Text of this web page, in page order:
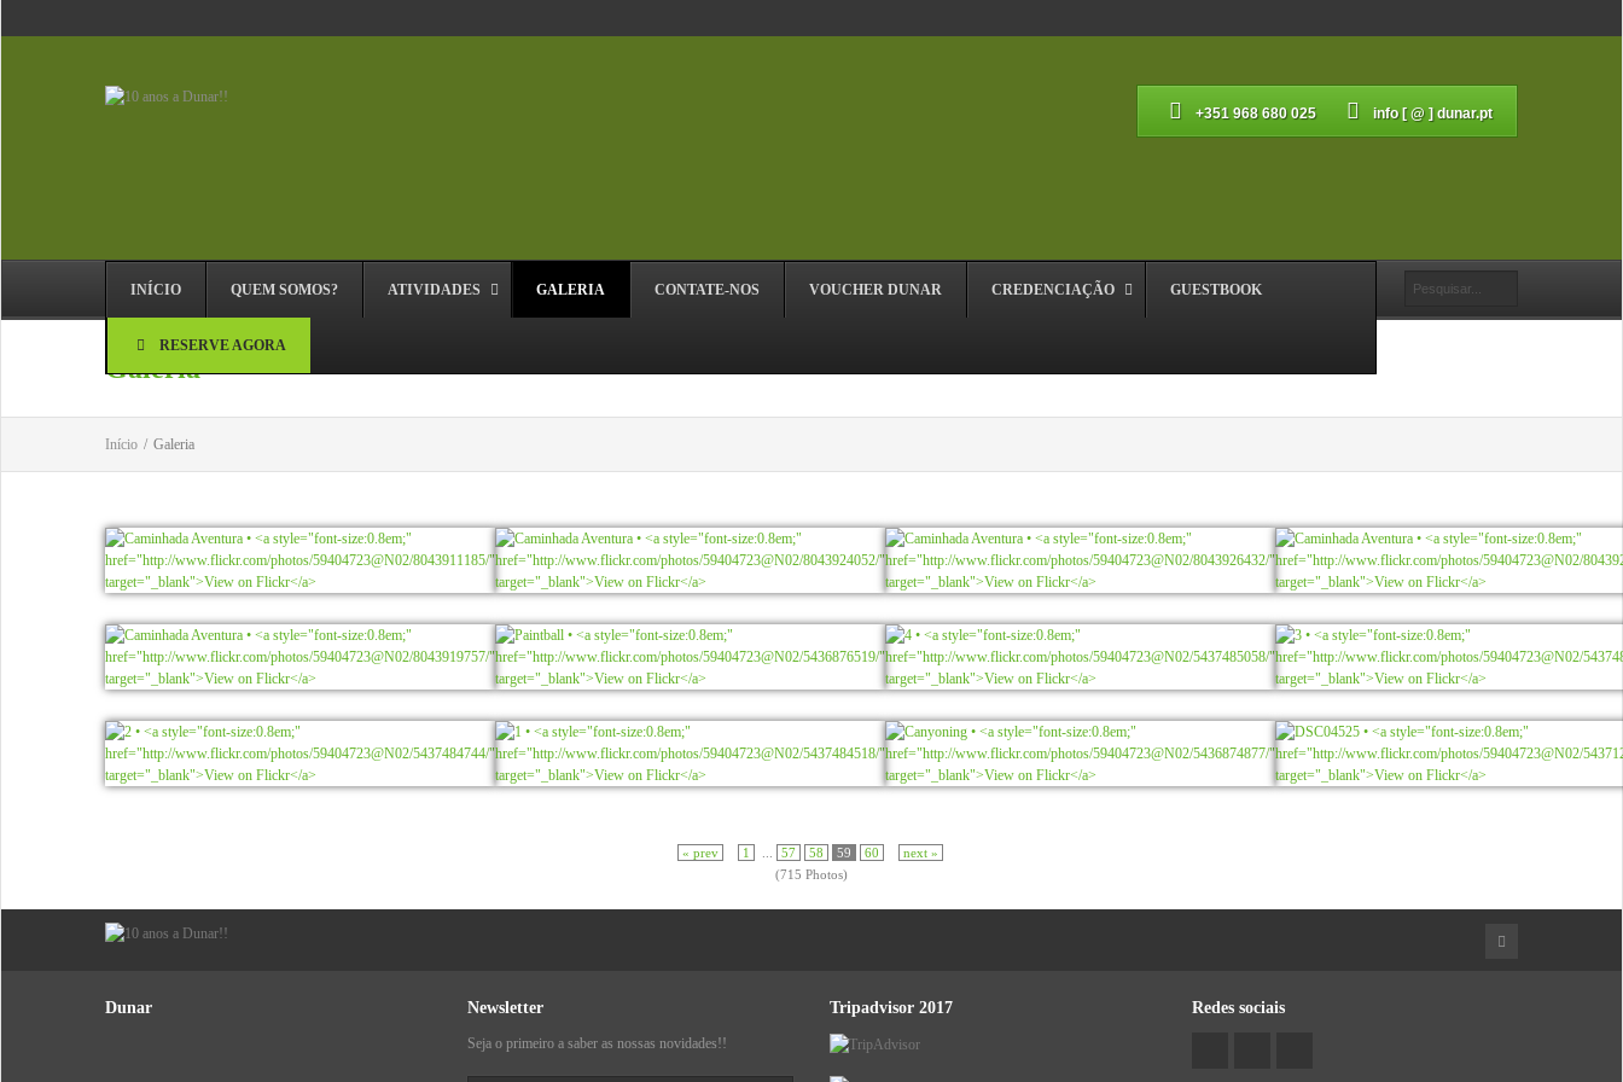
+351 968 680 025 info [ @ ] dunar.pt
INÍCIO QUEM SOMOS? ATIVIDADES GALERIA CONTATE-NOS VOUCHER DUNAR CREDENCIAÇÃO GUESTBOOK
RESERVE AGORA
Galeria
Início / Galeria
« prev 1 57 58 59 60
next »
(715 Photos)
Dunar Newsletter
Seja o primeiro a saber as nossas novidades!!
Tripadvisor 2017 Redes sociais